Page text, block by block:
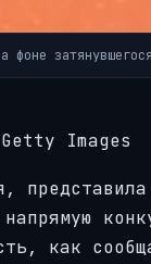
фоне
Images
как